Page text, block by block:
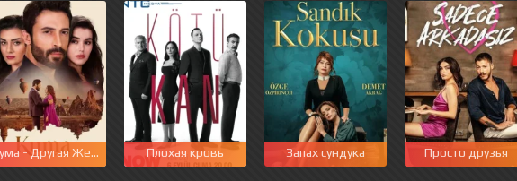
- Другая Жена Плохая кровь Запах сундука Просто друзья